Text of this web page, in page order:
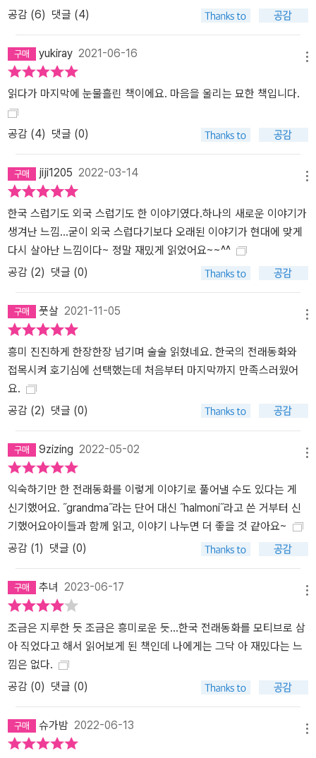
와준다.”라고 평했다. ■ 사랑하는 가족을 위해 질주하는 소녀의 모험
거 중인 식물학자 엄마를 원래대로 되돌리려고 분투하는 한국계 소녀
내털리가 주인공으로 등장한다. 내털리는 엄마가 연구했던 희귀식물
‘코발트블루 난초’를 구하러 갈 비행기표를 사기 위해 ‘달걀 깨뜨리지
않고 떨어뜨리기’ 대회에 참가하고, 엄마의 옛 직장이었던 연구실에
잠입한다. 모험이 끝난 뒤 내털리는 ‘깨지기 쉬운 삶이라도 멈추지 않
으면 괜찮다’는 사실을 깨닫는다. 『호랑이를 덫에 가두면』 역시 ‘사랑
하는 가족 구하기’라는 테마에서 출발한다. 릴리는 병든 할머니를 위
해 ‘마법 호랑이’의 수상한 거래를 받아들인다. 호랑이에 따르면, 옛날
옛날에 릴리의 할머니가 호랑이들에게서 무언가를 훔쳐 갔다. 그리고
그 물건을 찾아서 호랑이들에게 돌려주면 할머니 병이 나을 수 있다.
릴리는 할머니가 훔친 것을 찾아내기 위해 질주한다. 한편으로는 할
의 두 주인공은 조용하고 반듯하면서 강직한 내면을 가진 한국계 소
만드는 이 소녀들은 한국 독자들에게는 더욱 친숙하게 다가서고 더
큰 공감을 안겨 줄 것이다. ■ 잠들어 있던 ‘호랑이 소녀’가 깨어나다
『호랑이를 덫에 가두면』은 착한 아이가 가족을 위해 헌신하는 이야기
로 출발하지만, 후반부로 갈수록 주인공 릴리가 내면에 잠들어 있던
본연의 존재 ‘호랑이 소녀’를 자각하는 이야기로 발전한다. ‘호랑이 소
녀’란 릴리가 어릴 때 할머니에게서 들었던 「해님 달님」 이야기에서
녀’ 이야기는 ‘이야기 속의 이야기’ 형식으로 전개된다. ‘마법 호랑
이’가 릴리에게 들려주면서 이야기가 시작되고, 릴리가 뒤를 이어받
아 병상의 할머니에게 들려주면서 마무리된다. ‘호랑이 소녀’는 낮에
는 인간이다가 밤에는 호랑이로 변한다. 호랑이는 거칠고, 통제할 수
없고, 진실을 말하고, 세상을 집어삼키고, 언제나 더 원한다. 반면에
인간 여자아이는 원해서는 안 되고, 남을 도와야 하고, 조용해야 한다
고 배웠다. ‘호랑이 소녀’는 인간 여자아이치고는 너무 많은 감정을 느
끼고 호랑이치곤 너무 많은 두려움을 느끼는 “두 갈래 삶” 속에서 고
통받다가 어린 딸을 지상에 남겨 둔 채 하늘로 올라간다. 여기서 반인
반수의 존재인 ‘호랑이 소녀’는 “4분의 1만 한국인”이라고 자신을 설
명해야 했던 저자 자신을 연상시키는 동시에, 분노와 욕망과 자기주
장을 감춘 채 조용하고 착하게 순응하면서 살기를 강요받는 존재, 즉
여성들과 아이들, 특히 소녀들을 상징한다. 할머니를 구하기 위해 뛰
어들었던 모험 속에서 릴리가 깨닫는 것은 자기 안에 존재하는 ‘호랑
한 아이라는 껍데기를 스스로 깨뜨리고 나온다. 이제 릴리는 분노할
일에는 분노하고, 자기주장을 똑똑히 할 수 있다. 교통사고로 갑작스
공감 (6) 댓글 (4)
yukiray 2021-06-16
읽다가 마지막에 눈물흘린 책이에요. 마음을 울리는 묘한 책입니다.
공감 (4) 댓글 (0)
jiji1205 2022-03-14
한국 스럽기도 외국 스럽기도 한 이야기였다.하나의 새로운 이야기가
생겨난 느낌...굳이 외국 스럽다기보다 오래된 이야기가 현대에 맞게
다시 살아난 느낌이다~ 정말 재밌게 읽었어요~~^^
공감 (2) 댓글 (0)
풋살 2021-11-05
흥미 진진하게 한장한장 넘기며 술술 읽혔네요. 한국의 전래동화와
접목시켜 호기심에 선택했는데 처음부터 마지막까지 만족스러웠어
요.
공감 (2) 댓글 (0)
9zizing 2022-05-02
익숙하기만 한 전래동화를 이렇게 이야기로 풀어낼 수도 있다는 게
신기했어요. ˝grandma˝라는 단어 대신 ˝halmoni˝라고 쓴 거부터 신
기했어요아이들과 함께 읽고, 이야기 나누면 더 좋을 것 같아요~
공감 (1) 댓글 (0)
추녀 2023-06-17
조금은 지루한 듯 조금은 흥미로운 듯…한국 전래동화를 모티브로 삼
아 직었다고 해서 읽어보게 된 책인데 나에게는 그닥 아 재밌다는 느
낌은 없다.
공감 (0) 댓글 (0)
슈가밤 2022-06-13